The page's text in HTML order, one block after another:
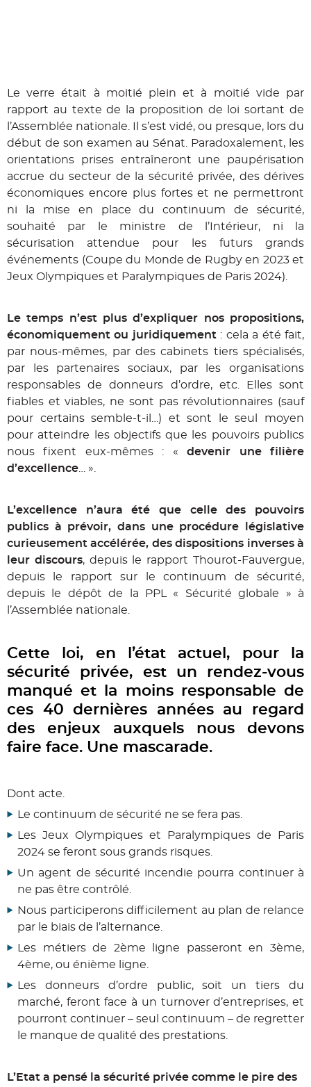
Le verre était à moitié plein et à moitié vide par
rapport au texte de la proposition de loi sortant de
l’Assemblée nationale. Il s’est vidé, ou presque, lors du
début de son examen au Sénat. Paradoxalement, les
orientations prises entraîneront une paupérisation
accrue du secteur de la sécurité privée, des dérives
économiques encore plus fortes et ne permettront
ni la mise en place du continuum de sécurité,
souhaité par le ministre de l’Intérieur, ni la
sécurisation attendue pour les futurs grands
événements (Coupe du Monde de Rugby en 2023 et
Jeux Olympiques et Paralympiques de Paris 2024).
Le temps n’est plus d’expliquer nos propositions,
économiquement ou juridiquement: cela a été fait,
par nous-mêmes, par des cabinets tiers spécialisés,
par les partenaires sociaux, par les organisations
responsables de donneurs d’ordre, etc. Elles sont
fiables et viables, ne sont pas révolutionnaires (sauf
pour certains semble-t-il…) et sont le seul moyen
pour atteindre les objectifs que les pouvoirs publics
nous fixent eux-mêmes : «devenir une filière
d’excellence … ».
L’excellence n’aura été que celle des pouvoirs
publics à prévoir, dans une procédure législative
curieusement accélérée, des dispositions inverses à
leur discours, depuis le rapport Thourot-Fauvergue,
depuis le rapport sur le continuum de sécurité,
depuis le dépôt de la PPL « Sécurité globale » à
l’Assemblée nationale.
Cette loi, en l’état actuel, pour la
sécurité privée, est un rendez-vous
manqué et la moins responsable de
ces 40 dernières années au regard
des enjeux auxquels nous devons
faire face. Une mascarade.
Dont acte.
Le continuum de sécurité ne se fera pas.
Les Jeux Olympiques et Paralympiques de Paris
2024 se feront sous grands risques.
Un agent de sécurité incendie pourra continuer à
ne pas être contrôlé.
Nous participerons difficilement au plan de relance
par le biais de l’alternance.
Les métiers de 2ème ligne passeront en 3ème,
4ème, ou énième ligne.
Les donneurs d’ordre public, soit un tiers du
marché, feront face à un turnover d’entreprises, et
pourront continuer – seul continuum – de regretter
le manque de qualité des prestations.
L’Etat a pensé la sécurité privée comme le pire des